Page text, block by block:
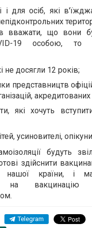
і для осіб, які
вважати, що вони
19 особою, то
не досягли 12 років;
представництв
акредитованих
які хочуть
усиновителі,
будуть
здійснити
нашої країни, і
на вакцинацію
Telegram